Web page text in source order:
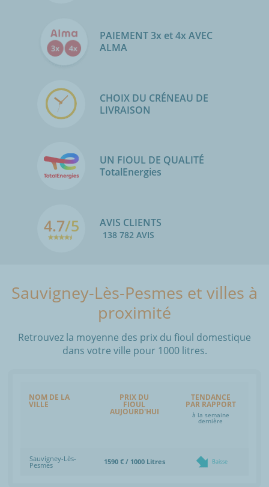
PAIEMENT 3x et 4x AVEC
ALMA
CHOIX DU CRÉNEAU DE
LIVRAISON
UN FIOUL DE QUALITÉ
TotalEnergies
4.7/5 AVIS CLIENTS
138 782 AVIS
Sauvigney-Lès-Pesmes et villes à
proximité
Retrouvez la moyenne des prix du fioul domestique
dans votre ville pour 1000 litres.
NOM DE LA
VILLE
PRIX DU
FIOUL
AUJOURD'HUI
TENDANCE
PAR RAPPORT
à la semaine
dernière
Sauvigney-Lès-
Pesmes 1590 € / 1000 Litres Baisse